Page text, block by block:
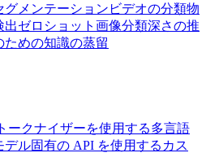
グメンテーション ビデオの分類物
出ゼロショット画像分類深さの推
ための知識の蒸留
ークナイザーを使用する多言語
デル固有の API を使用する カス